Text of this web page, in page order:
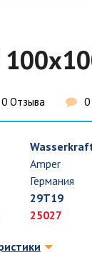
0 Отзыва 0
Amper
Германия
29T19
25027